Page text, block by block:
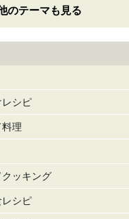
のテーマも見る
シピ
理
ッキング
レシピ